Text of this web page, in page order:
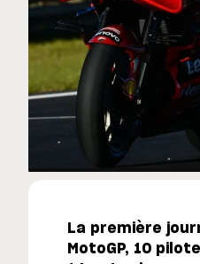
La première
MotoGP, 10